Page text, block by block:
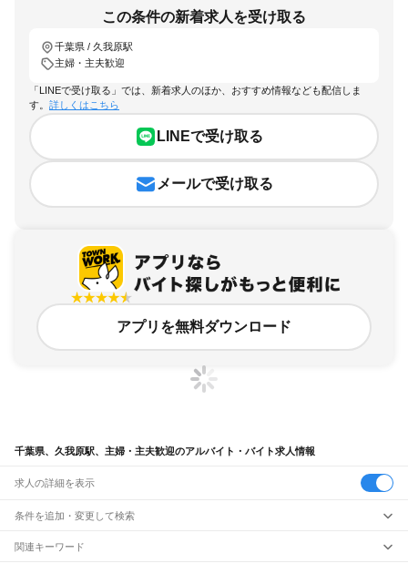
この条件の新着求人を受け取る
千葉県 / 久我原駅
主婦・主夫歓迎
「LINEで受け取る」では、新着求人のほか、おすすめ情報なども配信しま
す。 詳しくはこちら
LINEで受け取る
メールで受け取る
アプリを無料ダウンロード
千葉県、久我原駅、主婦・主夫歓迎のアルバイト・バイト求人情報
求人の詳細を表示
条件を追加・変更して検索
市区町村を追加・変更
関連キーワード